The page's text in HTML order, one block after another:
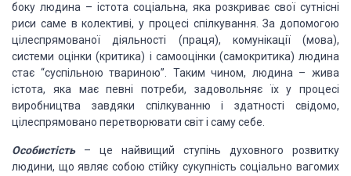
боку людина – істота соціальна, яка розкриває свої сутнісні
риси саме в колективі, у процесі спілкування. За допомогою
цілеспрямованої діяльності (праця), комунікації (мова),
системи оцінки (критика) і самооцінки (самокритика) людина
стає “суспільною твариною”. Таким чином, людина – жива
істота, яка має певні потреби, задовольняє їх у процесі
виробництва завдяки спілкуванню і здатності свідомо,
цілеспрямовано перетворювати світ і саму себе.
Особистість– це найвищий ступінь духовного розвитку
людини, що являє собою стійку сукупність соціально вагомих